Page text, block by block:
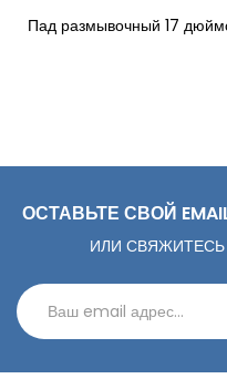
Пад размывочный 17
ОСТАВЬТЕ СВОЙ
ИЛИ